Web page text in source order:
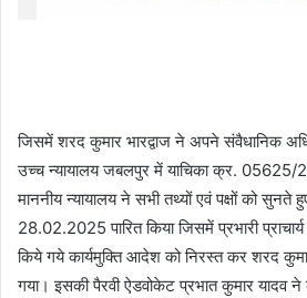
जिसमें शरद कुमार भारद्वाज ने अपने संवैधानिक
उच्च न्यायालय जबलपुर में याचिका क्र.
माननीय न्यायालय ने सभी तथ्यों एवं पक्षों को
28.02.2025 पारित किया जिसमें प्रभारी प्राचार्य
किये गये कार्यमुक्ति आदेश को निरस्त कर शरद कुमार
गया। इसकी पैरवी ऐडवोकेट प्रभात कुमार यादव ने